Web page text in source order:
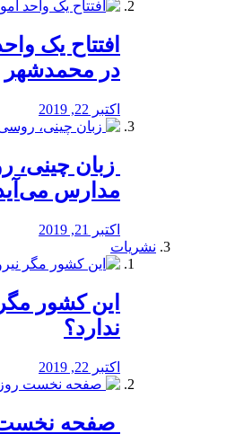
افتتاح یک
در محمدشهر
اکتبر 22, 2019
زبان چینی،
مدارس
اکتبر 21, 2019
نشریات
این کشور
ندارد؟
اکتبر 22, 2019
صفحه نخست